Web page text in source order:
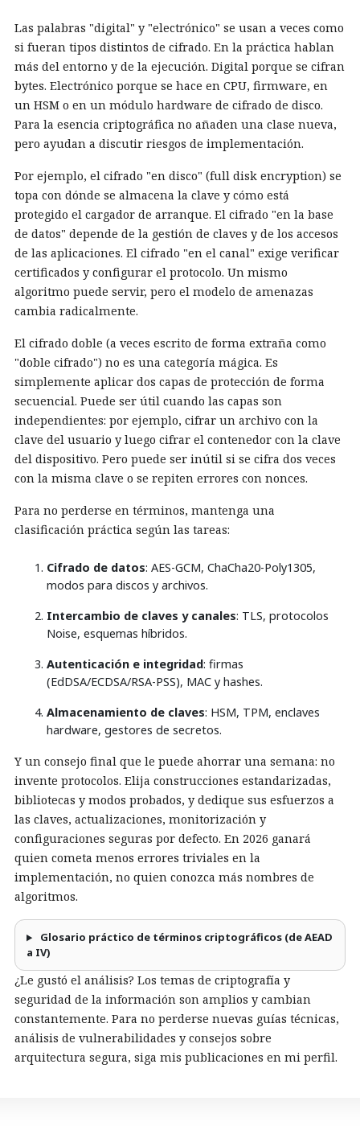
Las palabras "digital" y "electrónico" se usan a veces como
si fueran tipos distintos de cifrado. En la práctica hablan
más del entorno y de la ejecución. Digital porque se cifran
bytes. Electrónico porque se hace en CPU, firmware, en
un HSM o en un módulo hardware de cifrado de disco.
Para la esencia criptográfica no añaden una clase nueva,
pero ayudan a discutir riesgos de implementación.
Por ejemplo, el cifrado "en disco" (full disk encryption) se
topa con dónde se almacena la clave y cómo está
protegido el cargador de arranque. El cifrado "en la base
de datos" depende de la gestión de claves y de los accesos
de las aplicaciones. El cifrado "en el canal" exige verificar
certificados y configurar el protocolo. Un mismo
algoritmo puede servir, pero el modelo de amenazas
cambia radicalmente.
El cifrado doble (a veces escrito de forma extraña como
"doble cifrado") no es una categoría mágica. Es
simplemente aplicar dos capas de protección de forma
secuencial. Puede ser útil cuando las capas son
independientes: por ejemplo, cifrar un archivo con la
clave del usuario y luego cifrar el contenedor con la clave
del dispositivo. Pero puede ser inútil si se cifra dos veces
con la misma clave o se repiten errores con nonces.
Para no perderse en términos, mantenga una
clasificación práctica según las tareas:
Cifrado de datos: AES-GCM, ChaCha20-Poly1305,
modos para discos y archivos.
Intercambio de claves y canales: TLS, protocolos
Noise, esquemas híbridos.
Autenticación e integridad: firmas
(EdDSA/ECDSA/RSA-PSS), MAC y hashes.
Almacenamiento de claves: HSM, TPM, enclaves
hardware, gestores de secretos.
Y un consejo final que le puede ahorrar una semana: no
invente protocolos. Elija construcciones estandarizadas,
bibliotecas y modos probados, y dedique sus esfuerzos a
las claves, actualizaciones, monitorización y
configuraciones seguras por defecto. En 2026 ganará
quien cometa menos errores triviales en la
implementación, no quien conozca más nombres de
algoritmos.
Glosario práctico de términos criptográficos (de AEAD
a IV)
¿Le gustó el análisis? Los temas de criptografía y
seguridad de la información son amplios y cambian
constantemente. Para no perderse nuevas guías técnicas,
análisis de vulnerabilidades y consejos sobre
arquitectura segura, siga mis publicaciones en mi perfil.